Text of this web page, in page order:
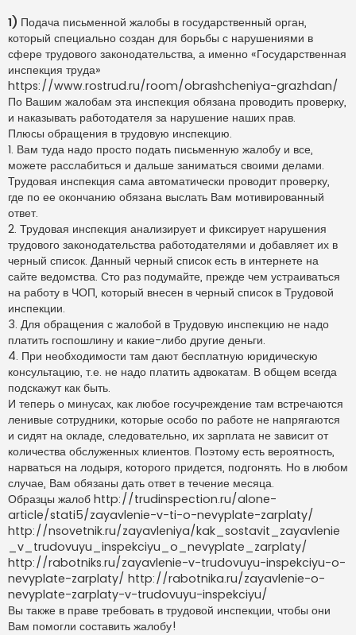
1) Подача письменной жалобы в государственный орган,
который специально создан для борьбы с нарушениями в
сфере трудового законодательства, а именно «Государственная
инспекция труда»
https://www.rostrud.ru/room/obrashcheniya-grazhdan/
По Вашим жалобам эта инспекция обязана проводить проверку,
и наказывать работодателя за нарушение наших прав.
Плюсы обращения в трудовую инспекцию.
1. Вам туда надо просто подать письменную жалобу и все,
можете расслабиться и дальше заниматься своими делами.
Трудовая инспекция сама автоматически проводит проверку,
где по ее окончанию обязана выслать Вам мотивированный
ответ.
2. Трудовая инспекция анализирует и фиксирует нарушения
трудового законодательства работодателями и добавляет их в
черный список. Данный черный список есть в интернете на
сайте ведомства. Сто раз подумайте, прежде чем устраиваться
на работу в ЧОП, который внесен в черный список в Трудовой
инспекции.
3. Для обращения с жалобой в Трудовую инспекцию не надо
платить госпошлину и какие-либо другие деньги.
4. При необходимости там дают бесплатную юридическую
консультацию, т.е. не надо платить адвокатам. В общем всегда
подскажут как быть.
И теперь о минусах, как любое госучреждение там встречаются
ленивые сотрудники, которые особо по работе не напрягаются
и сидят на окладе, следовательно, их зарплата не зависит от
количества обслуженных клиентов. Поэтому есть вероятность,
нарваться на лодыря, которого придется, подгонять. Но в любом
случае, Вам обязаны дать ответ в течение месяца.
Образцы жалоб http://trudinspection.ru/alone-
article/stati5/zayavlenie-v-ti-o-nevyplate-zarplaty/
http://nsovetnik.ru/zayavleniya/kak_sostavit_zayavlenie
_v_trudovuyu_inspekciyu_o_nevyplate_zarplaty/
http://rabotniks.ru/zayavlenie-v-trudovuyu-inspekciyu-o-
nevyplate-zarplaty/ http://rabotnika.ru/zayavlenie-o-
nevyplate-zarplaty-v-trudovuyu-inspekciyu/
Вы также в праве требовать в трудовой инспекции, чтобы они
Вам помогли составить жалобу!